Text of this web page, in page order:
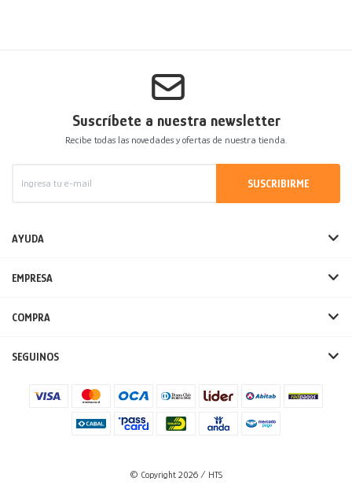
Suscríbete a nuestra newsletter
Recibe todas las novedades y ofertas de nuestra tienda.
SUSCRIBIRME
AYUDA
EMPRESA
COMPRA
SEGUINOS
© Copyright 2026 / HTS